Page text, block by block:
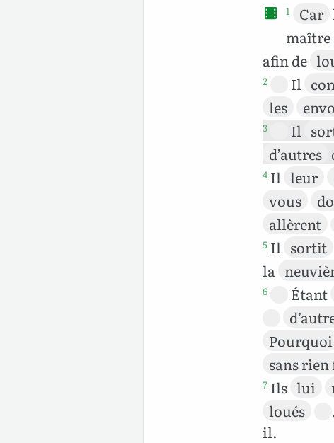
1 Car
maître
afin de
2 Il
les
3 Il
d’autres
4 Il leur
vous
allèrent
5 Il sortit
la
6 Étant
Pourquoi
sans
7 Ils lui
loués
il.